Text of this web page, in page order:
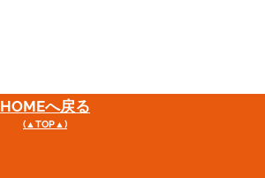
HOMEへ戻る
(▲TOP▲)